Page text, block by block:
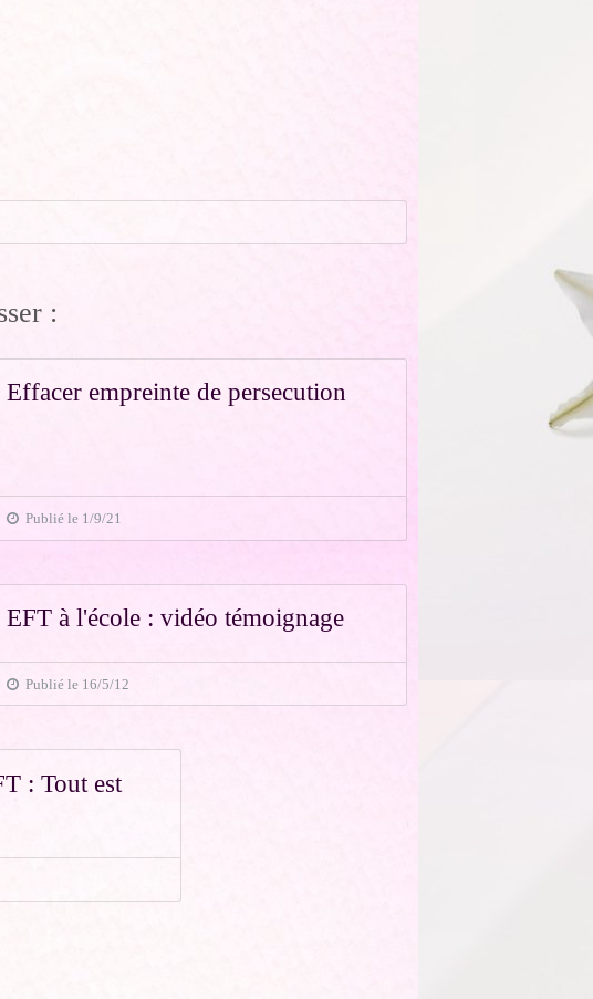
:
Effacer empreinte de persecution
Publié le 1/9/21
EFT à l'école : vidéo témoignage
Publié le 16/5/12
: Tout est